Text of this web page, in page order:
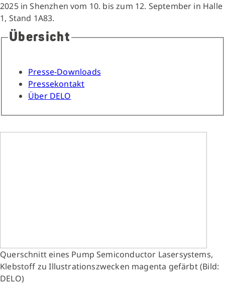
2025 in Shenzhen vom 10. bis zum 12. September in Halle
1, Stand 1A83.
Übersicht
Presse-Downloads
Pressekontakt
Über DELO
Querschnitt eines Pump Semiconductor Lasersystems,
Klebstoff zu Illustrationszwecken magenta gefärbt (Bild:
DELO)